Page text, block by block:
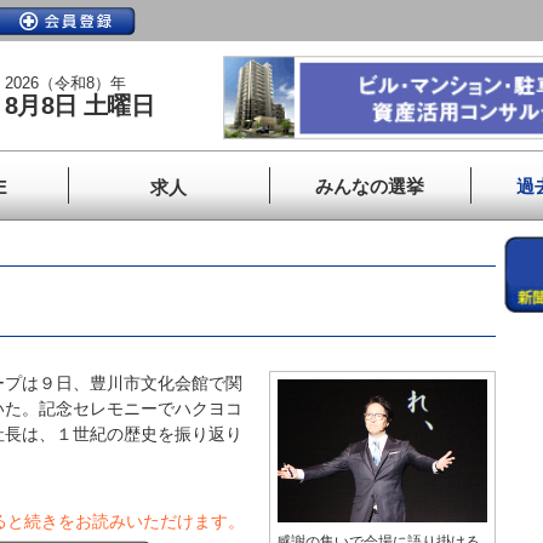
2026（令和8）年
8月8日 土曜日
求人 みんなの選挙 過
は９日、豊川市文化会館で関
。記念セレモニーでハクヨコ
は、１世紀の歴史を振り返り
続きをお読みいただけます。